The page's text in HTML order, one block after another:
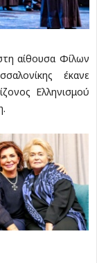
αίθουσα Φίλων
έκανε
Ελληνισμού